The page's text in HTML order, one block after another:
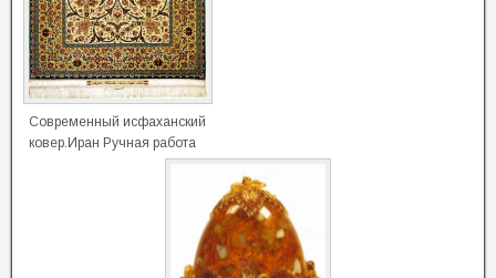
Современный исфаханский
ковер.Иран Ручная работа